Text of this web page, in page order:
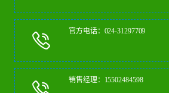
官方电话：024-31297709
销售经理：15502484598